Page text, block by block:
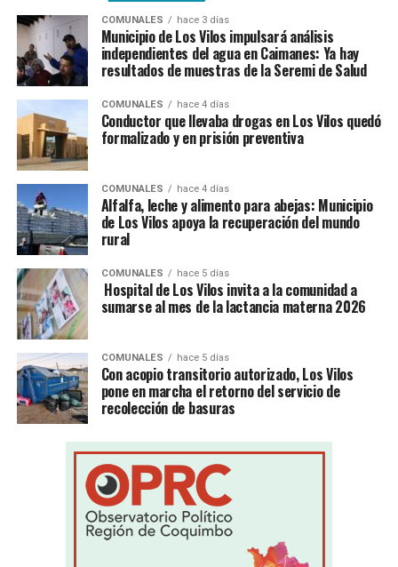
COMUNALES hace 3 días
Municipio de Los Vilos impulsará análisis
independientes del agua en Caimanes: Ya hay
resultados de muestras de la Seremi de Salud
COMUNALES hace 4 días
Conductor que llevaba drogas en Los Vilos quedó
formalizado y en prisión preventiva
COMUNALES hace 4 días
Alfalfa, leche y alimento para abejas: Municipio
de Los Vilos apoya la recuperación del mundo
rural
COMUNALES hace 5 días
Hospital de Los Vilos invita a la comunidad a
sumarse al mes de la lactancia materna 2026
COMUNALES hace 5 días
Con acopio transitorio autorizado, Los Vilos
pone en marcha el retorno del servicio de
recolección de basuras